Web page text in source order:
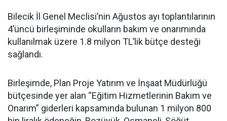
Bilecik İl Genel Meclisi’nin Ağustos ayı toplantılarının
4’üncü birleşiminde okulların bakım ve onarımında
kullanılmak üzere 1.8 milyon TL’lik bütçe desteği
sağlandı.
Birleşimde, Plan Proje Yatırım ve İnşaat Müdürlüğü
bütçesinde yer alan “Eğitim Hizmetlerinin Bakım ve
Onarım” giderleri kapsamında bulunan 1 milyon 800